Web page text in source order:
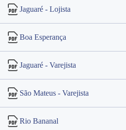
Jaguaré - Lojista
Boa Esperança
Jaguaré - Varejista
São Mateus - Varejista
Rio Bananal